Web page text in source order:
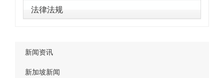
法律法规
新闻资讯
新加坡新闻